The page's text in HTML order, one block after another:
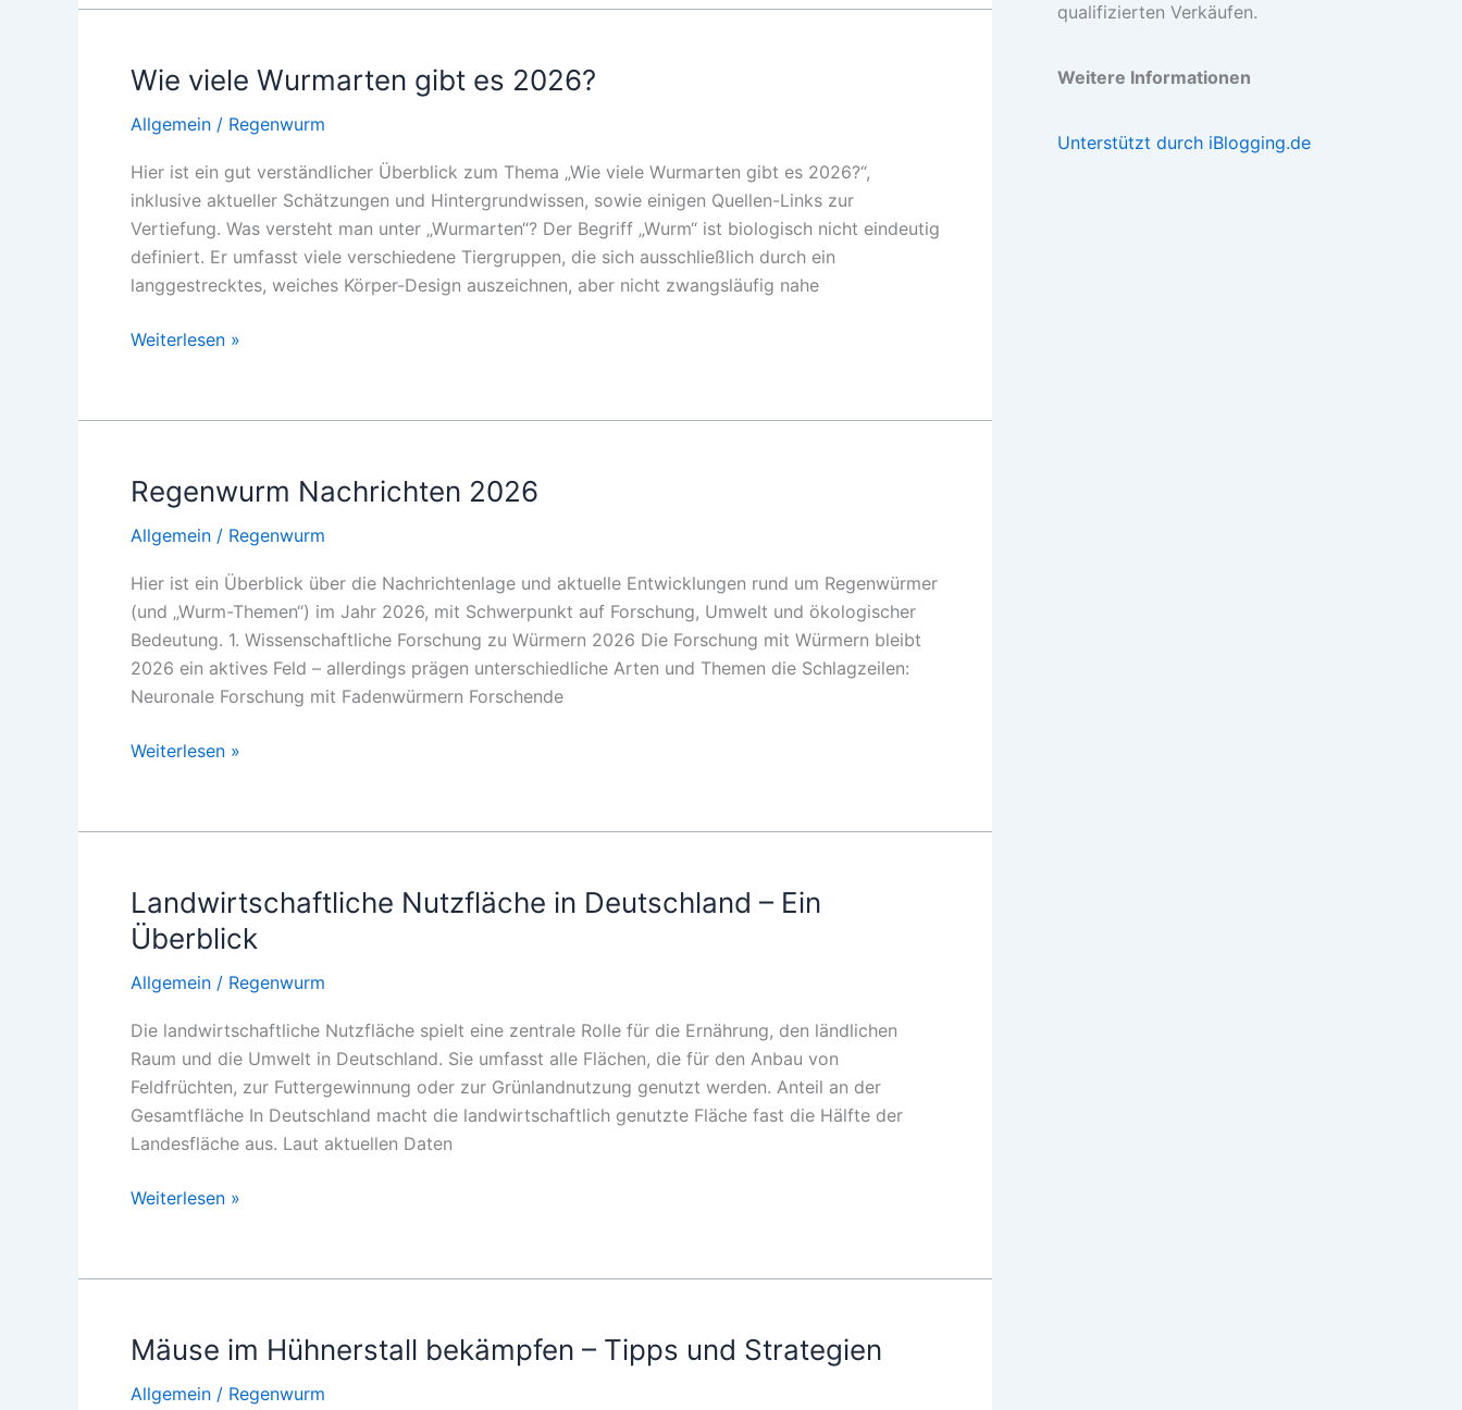
der
2026
Wie viele Wurmarten gibt es 2026?
Allgemein / Regenwurm
Hier ist ein gut verständlicher Überblick zum Thema „Wie viele Wurmarten gibt es 2026?“,
inklusive aktueller Schätzungen und Hintergrundwissen, sowie einigen Quellen-Links zur
Vertiefung. Was versteht man unter „Wurmarten“? Der Begriff „Wurm“ ist biologisch nicht eindeutig
definiert. Er umfasst viele verschiedene Tiergruppen, die sich ausschließlich durch ein
langgestrecktes, weiches Körper-Design auszeichnen, aber nicht zwangsläufig nahe
Wie
gibt
2026?
Weiterlesen »
Regenwurm Nachrichten 2026
Allgemein / Regenwurm
Hier ist ein Überblick über die Nachrichtenlage und aktuelle Entwicklungen rund um Regenwürmer
(und „Wurm-Themen“) im Jahr 2026, mit Schwerpunkt auf Forschung, Umwelt und ökologischer
Bedeutung. 1. Wissenschaftliche Forschung zu Würmern 2026 Die Forschung mit Würmern bleibt
2026 ein aktives Feld – allerdings prägen unterschiedliche Arten und Themen die Schlagzeilen:
Neuronale Forschung mit Fadenwürmern Forschende
Regenwurm
Weiterlesen »
Landwirtschaftliche Nutzfläche in Deutschland – Ein
Überblick
Allgemein / Regenwurm
Die landwirtschaftliche Nutzfläche spielt eine zentrale Rolle für die Ernährung, den ländlichen
Raum und die Umwelt in Deutschland. Sie umfasst alle Flächen, die für den Anbau von
Feldfrüchten, zur Futtergewinnung oder zur Grünlandnutzung genutzt werden. Anteil an der
Gesamtfläche In Deutschland macht die landwirtschaftlich genutzte Fläche fast die Hälfte der
Landesfläche aus. Laut aktuellen Daten
Landwirtschaftliche
Deutschland
Ein
Überblick
Weiterlesen »
Mäuse im Hühnerstall bekämpfen – Tipps und Strategien
Allgemein / Regenwurm
qualifizierten Verkäufen.
Weitere Informationen
Unterstützt durch iBlogging.de